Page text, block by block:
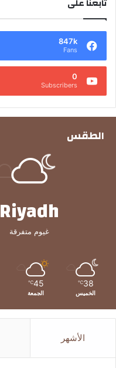
تابعنا على
847k
Fans
0
Subscribers
الطقس
Riyadh
غيوم متفرقة
38
℃
الخميس
45
℃
الجمعة
الأشهر